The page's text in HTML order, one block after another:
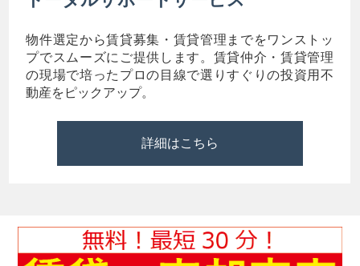
物件選定から賃貸募集・賃貸管理までをワンストッ
プでスムーズにご提供します。賃貸仲介・賃貸管理
の現場で培ったプロの目線で選りすぐりの投資用不
動産をピックアップ。
詳細はこちら